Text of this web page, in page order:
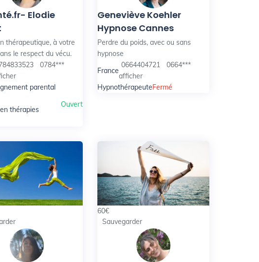
Elodie
thérapeutique, à votre
le respect du vécu.
0784***
parental
thérapies
Ouvert
Geneviève Koehler
Hypnose Cannes
Perdre du poids, avec ou sans
hypnose
France
0664404721
0664***
afficher
HypnothérapeuteFermé
60€
Sauvegarder